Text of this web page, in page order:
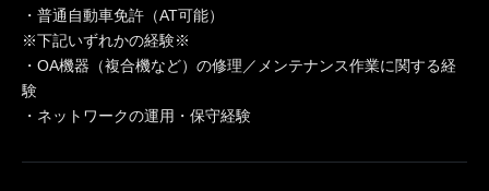
・普通自動車免許（AT可能）
※下記いずれかの経験※
・OA機器（複合機など）の修理／メンテナンス作業に関する経
験
・ネットワークの運用・保守経験